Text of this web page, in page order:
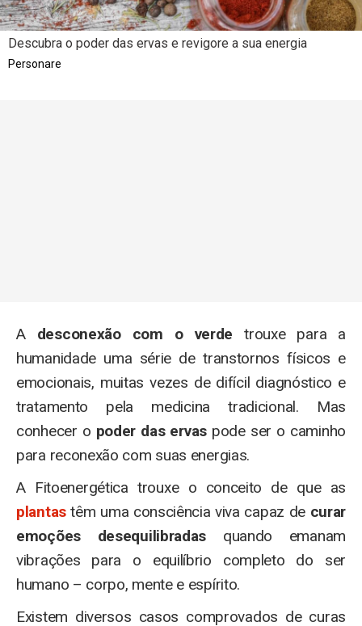
Descubra o poder das ervas e revigore a sua energia
Personare
A desconexão com o verde trouxe para a
humanidade uma série de transtornos físicos e
emocionais, muitas vezes de difícil diagnóstico e
tratamento pela medicina tradicional. Mas
conhecer o poder das ervaspode ser o caminho
para reconexão com suas energias.
A Fitoenergética trouxe o conceito de que as
plantastêm uma consciência viva capaz de curar
emoções desequilibradas quando emanam
vibrações para o equilíbrio completo do ser
humano – corpo, mente e espírito.
Existem diversos casos comprovados de curas